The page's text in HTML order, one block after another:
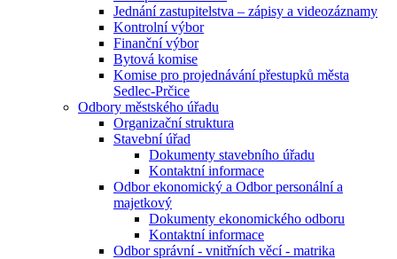
Jednání zastupitelstva – zápisy a videozáznamy
Kontrolní výbor
Finanční výbor
Bytová komise
Komise pro projednávání přestupků města
Sedlec-Prčice
Odbory městského úřadu
Organizační struktura
Stavební úřad
Dokumenty stavebního úřadu
Kontaktní informace
Odbor ekonomický a Odbor personální a
majetkový
Dokumenty ekonomického odboru
Kontaktní informace
Odbor správní - vnitřních věcí - matrika